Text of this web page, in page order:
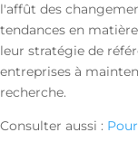
l'affût des
tendances en
leur stratégie de
entreprises à
recherche.
Consulter aussi :